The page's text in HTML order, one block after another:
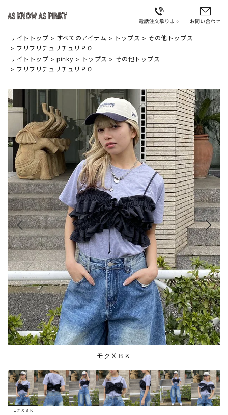
サイトトップ すべてのアイテム トップス
その他トップス
フリフリチュリチュリＰＯ
サイトトップ
pinky トップス
その他トップス
フリフリチュリチュリＰＯ
モクＸＢＫ
モクＸＢＫ